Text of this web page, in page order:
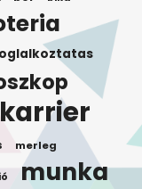
karrier
merleg
munka